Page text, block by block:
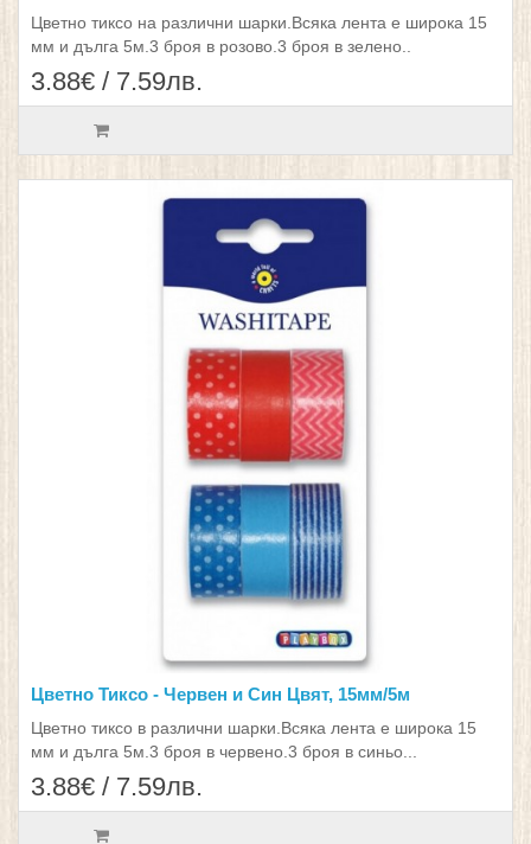
Цветно тиксо на различни шарки.Всяка лента е широка 15
мм и дълга 5м.3 броя в розово.3 броя в зелено..
3.88€ / 7.59лв.
Цветно Тиксо - Червен и Син Цвят, 15мм/5м
Цветно тиксо в различни шарки.Всяка лента е широка 15
мм и дълга 5м.3 броя в червено.3 броя в синьо...
3.88€ / 7.59лв.